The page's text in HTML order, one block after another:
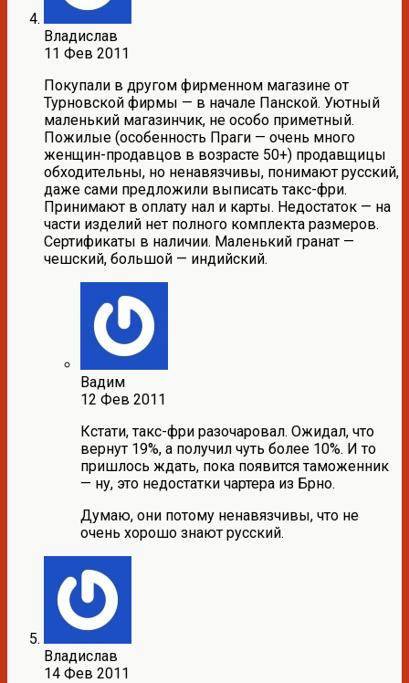
Владислав
11 Фев 2011
Покупали в другом фирменном магазине от
Турновской фирмы — в начале Панской. Уютный
маленький магазинчик, не особо приметный.
Пожилые (особенность Праги — очень много
женщин-продавцов в возрасте 50+) продавщицы
обходительны, но ненавязчивы, понимают русский,
даже сами предложили выписать такс-фри.
Принимают в оплату нал и карты. Недостаток — на
части изделий нет полного комплекта размеров.
Сертификаты в наличии. Маленький гранат —
чешский, большой — индийский.
Вадим
12 Фев 2011
Кстати, такс-фри разочаровал. Ожидал, что
вернут 19%, а получил чуть более 10%. И то
пришлось ждать, пока появится таможенник
— ну, это недостатки чартера из Брно.
Думаю, они потому ненавязчивы, что не
очень хорошо знают русский.
Владислав
14 Фев 2011